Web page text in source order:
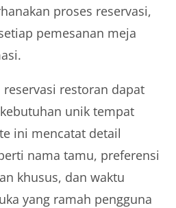
proses reservasi,
pemesanan meja
restoran dapat
unik tempat
ini mencatat detail
nama tamu, preferensi
khusus, dan waktu
yang ramah pengguna